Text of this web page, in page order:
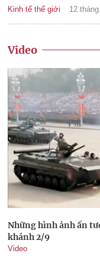
Kinh tế thế giới 12
Video
Những hình ảnh ấn
khánh 2/9
Video